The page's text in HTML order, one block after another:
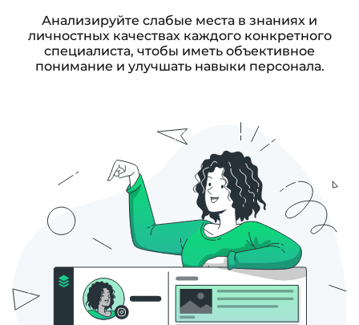
Анализируйте слабые места в знаниях и
личностных качествах каждого конкретного
специалиста, чтобы иметь объективное
понимание и улучшать навыки персонала.